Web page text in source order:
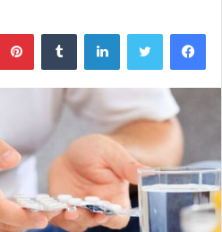
فيسبوك تويتر لينكدإن